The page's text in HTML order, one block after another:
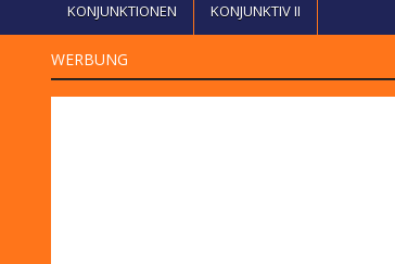
KONJUNKTIONEN KONJUNKTIV II
WERBUNG